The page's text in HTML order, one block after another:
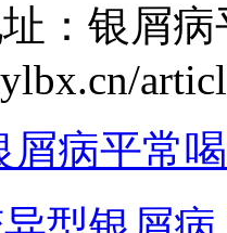
：银屑
屑病平常